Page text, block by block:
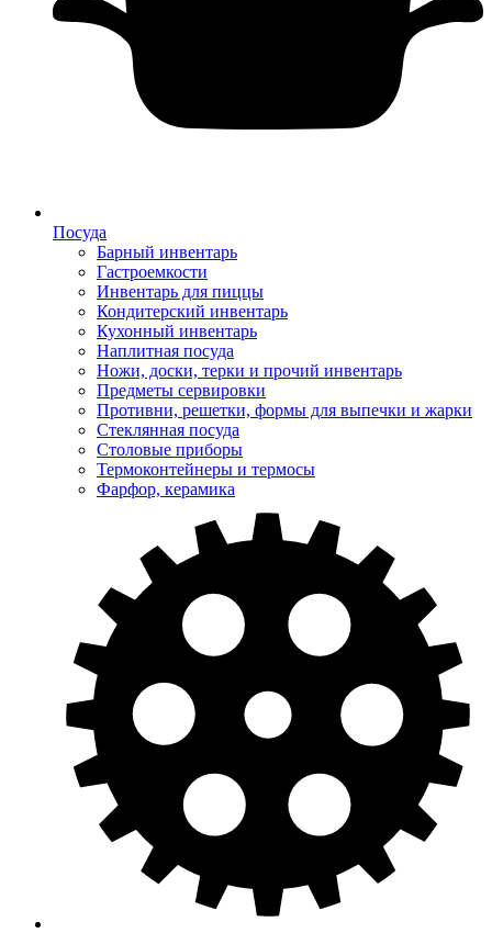
Посуда
Барный инвентарь
Гастроемкости
Инвентарь для пиццы
Кондитерский инвентарь
Кухонный инвентарь
Наплитная посуда
Ножи, доски, терки и прочий инвентарь
Предметы сервировки
Противни, решетки, формы для выпечки и жарки
Стеклянная посуда
Столовые приборы
Термоконтейнеры и термосы
Фарфор, керамика